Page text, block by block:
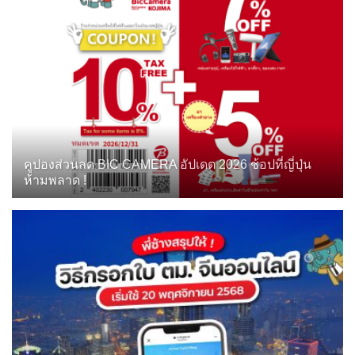
คูปองส่วนลด BIC CAMERA อัปเดต 2026 ช้อปที่ญี่ปุ่น
ห้ามพลาด !